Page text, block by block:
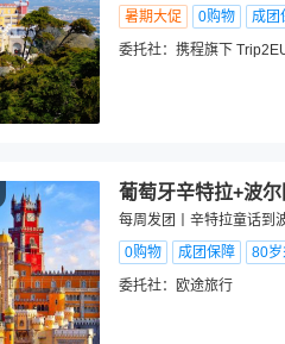
暑期大促
0购物
成团
委托社： 携程旗下
葡萄牙辛特拉+波
每周发团丨辛特拉童话到
0购物
成团保障
80
委托社：
欧途旅行